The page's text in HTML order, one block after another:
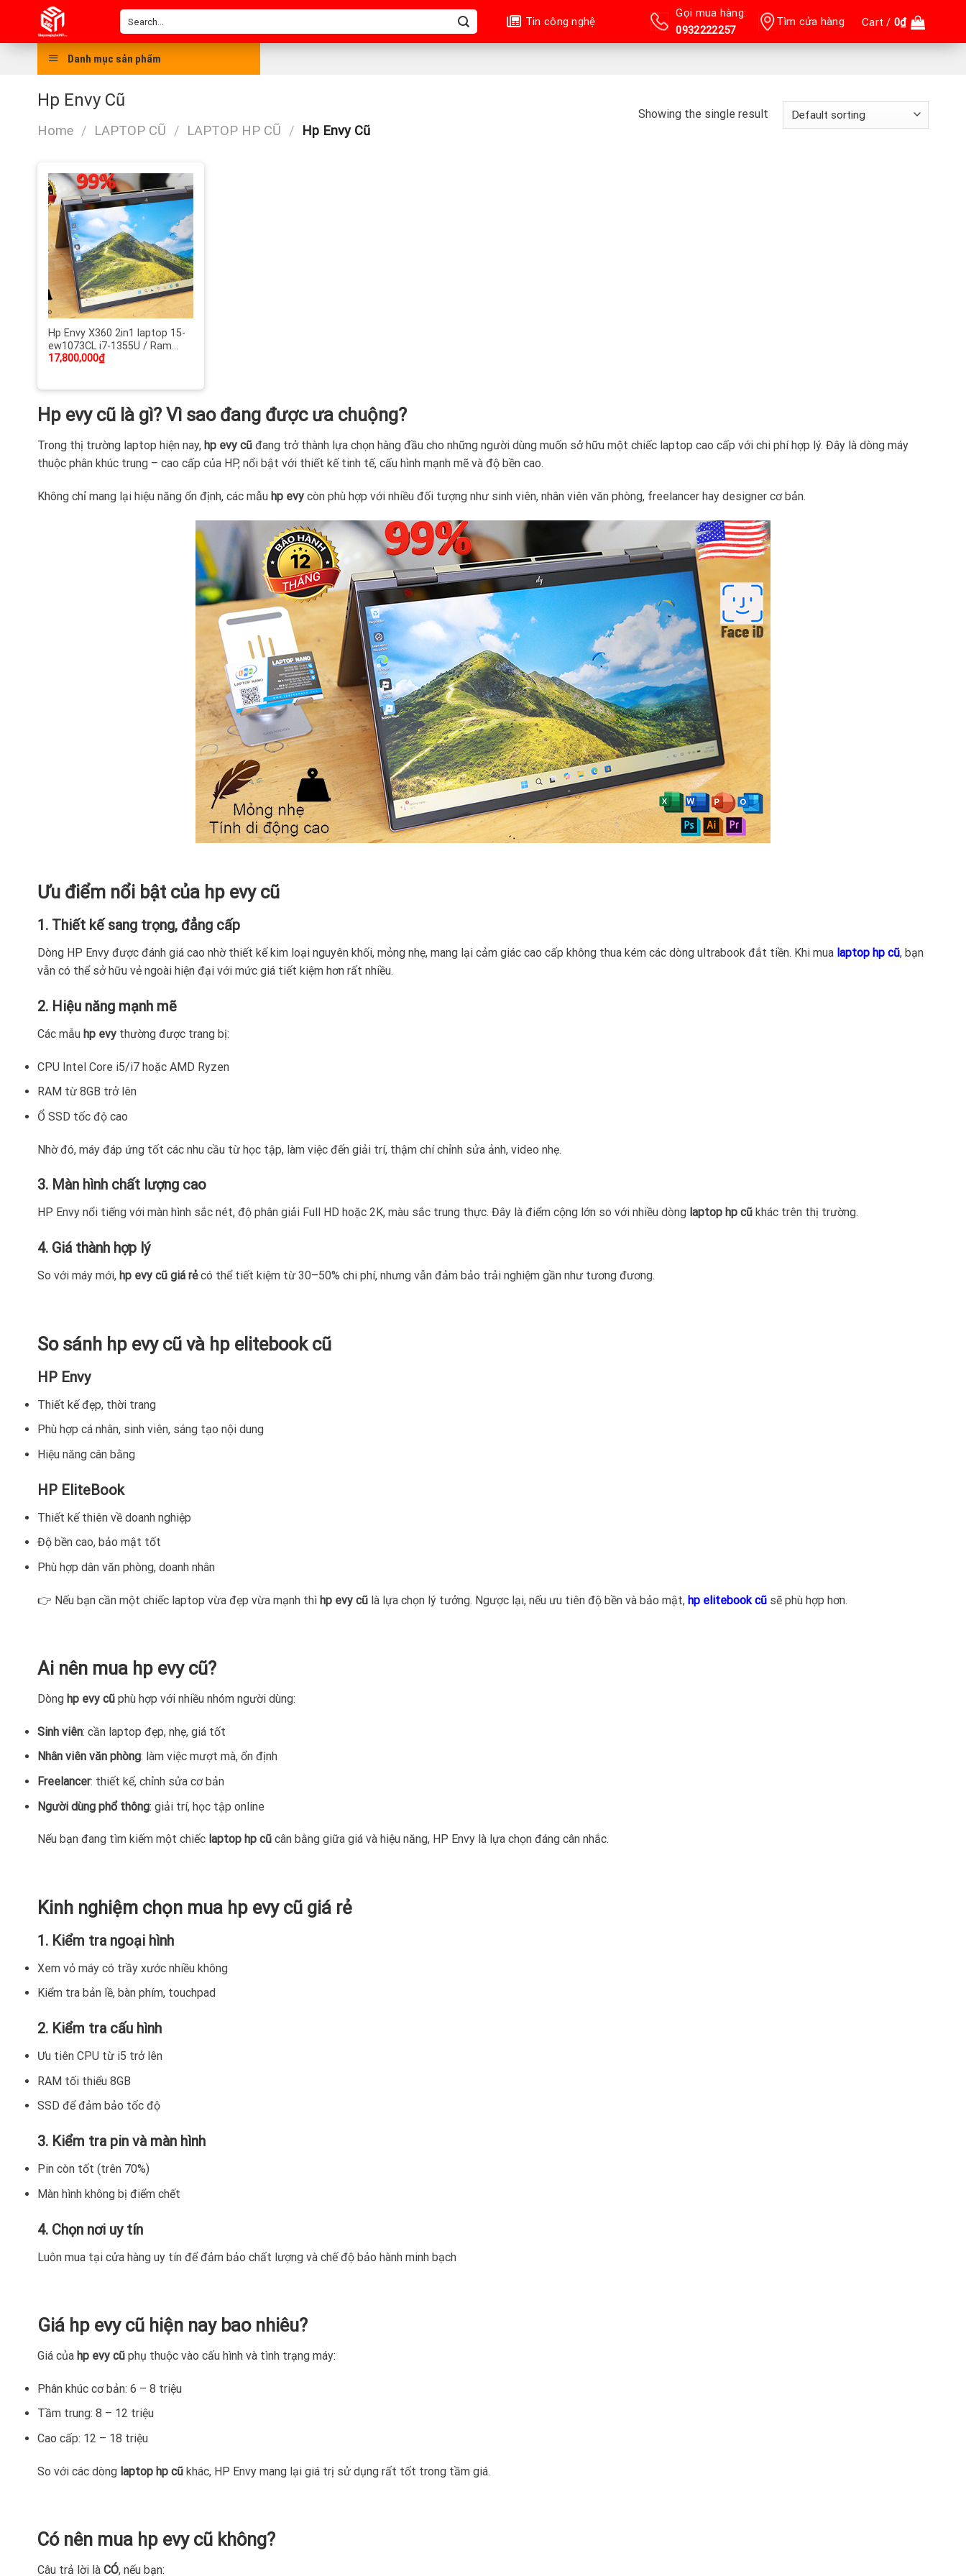
content
Search
for:
Tin công nghệ
Gọi mua hàng:
0932222257
Tìm cửa hàng Cart /0₫
Danh mục sản phẩm
Hp Envy Cũ
Home / LAPTOP CŨ / LAPTOP HP CŨ / Hp Envy Cũ
Showing the single result
Hp Envy X360 2in1 laptop 15-
ew1073CL i7-1355U / Ram
16GB DDR5 / SSD 1TB NVMe |
Xách Tay USA
17,800,000₫
Hp evy cũ là gì? Vì sao đang được ưa chuộng?
Trong thị trường laptop hiện nay, hp evy cũ đang trở thành lựa chọn hàng đầu cho những người dùng muốn sở hữu một chiếc laptop cao cấp với chi phí hợp lý. Đây là dòng máy
thuộc phân khúc trung – cao cấp của HP, nổi bật với thiết kế tinh tế, cấu hình mạnh mẽ và độ bền cao.
Không chỉ mang lại hiệu năng ổn định, các mẫu hp evy còn phù hợp với nhiều đối tượng như sinh viên, nhân viên văn phòng, freelancer hay designer cơ bản.
Ưu điểm nổi bật của hp evy cũ
1. Thiết kế sang trọng, đẳng cấp
Dòng HP Envy được đánh giá cao nhờ thiết kế kim loại nguyên khối, mỏng nhẹ, mang lại cảm giác cao cấp không thua kém các dòng ultrabook đắt tiền. Khi mua laptop hp cũ, bạn
vẫn có thể sở hữu vẻ ngoài hiện đại với mức giá tiết kiệm hơn rất nhiều.
2. Hiệu năng mạnh mẽ
Các mẫu hp evy thường được trang bị:
CPU Intel Core i5/i7 hoặc AMD Ryzen
RAM từ 8GB trở lên
Ổ SSD tốc độ cao
Nhờ đó, máy đáp ứng tốt các nhu cầu từ học tập, làm việc đến giải trí, thậm chí chỉnh sửa ảnh, video nhẹ.
3. Màn hình chất lượng cao
HP Envy nổi tiếng với màn hình sắc nét, độ phân giải Full HD hoặc 2K, màu sắc trung thực. Đây là điểm cộng lớn so với nhiều dòng laptop hp cũ khác trên thị trường.
4. Giá thành hợp lý
So với máy mới, hp evy cũ giá rẻcó thể tiết kiệm từ 30–50% chi phí, nhưng vẫn đảm bảo trải nghiệm gần như tương đương.
So sánh hp evy cũ và hp elitebook cũ
HP Envy
Thiết kế đẹp, thời trang
Phù hợp cá nhân, sinh viên, sáng tạo nội dung
Hiệu năng cân bằng
HP EliteBook
Thiết kế thiên về doanh nghiệp
Độ bền cao, bảo mật tốt
Phù hợp dân văn phòng, doanh nhân
👉 Nếu bạn cần một chiếc laptop vừa đẹp vừa mạnh thì hp evy cũ là lựa chọn lý tưởng. Ngược lại, nếu ưu tiên độ bền và bảo mật, hp elitebook cũ sẽ phù hợp hơn.
Ai nên mua hp evy cũ?
Dòng hp evy cũ phù hợp với nhiều nhóm người dùng:
Sinh viên: cần laptop đẹp, nhẹ, giá tốt
Nhân viên văn phòng: làm việc mượt mà, ổn định
Freelancer: thiết kế, chỉnh sửa cơ bản
Người dùng phổ thông: giải trí, học tập online
Nếu bạn đang tìm kiếm một chiếc laptop hp cũ cân bằng giữa giá và hiệu năng, HP Envy là lựa chọn đáng cân nhắc.
Kinh nghiệm chọn mua hp evy cũ giá rẻ
1. Kiểm tra ngoại hình
Xem vỏ máy có trầy xước nhiều không
Kiểm tra bản lề, bàn phím, touchpad
2. Kiểm tra cấu hình
Ưu tiên CPU từ i5 trở lên
RAM tối thiểu 8GB
SSD để đảm bảo tốc độ
3. Kiểm tra pin và màn hình
Pin còn tốt (trên 70%)
Màn hình không bị điểm chết
4. Chọn nơi uy tín
Luôn mua tại cửa hàng uy tín để đảm bảo chất lượng và chế độ bảo hành minh bạch
Giá hp evy cũ hiện nay bao nhiêu?
Giá của hp evy cũ phụ thuộc vào cấu hình và tình trạng máy:
Phân khúc cơ bản: 6 – 8 triệu
Tầm trung: 8 – 12 triệu
Cao cấp: 12 – 18 triệu
So với các dòng laptop hp cũ khác, HP Envy mang lại giá trị sử dụng rất tốt trong tầm giá.
Có nên mua hp evy cũ không?
Câu trả lời là CÓ, nếu bạn: